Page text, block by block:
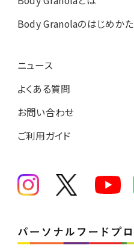
Body Granolaのはじめかた
ニュース
よくある質問
お問い合わせ
ご利用ガイド